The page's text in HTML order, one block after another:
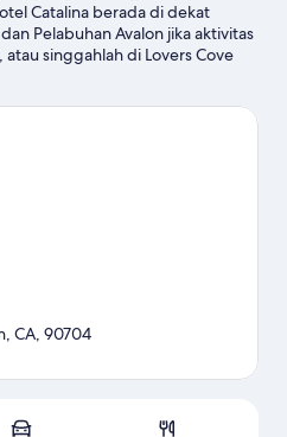
Catalina berada di dekat
Pelabuhan Avalon jika aktivitas
singgahlah di Lovers Cove
keindahan alam kawasan
Jangan lupa untuk
Peta
CA, 90704